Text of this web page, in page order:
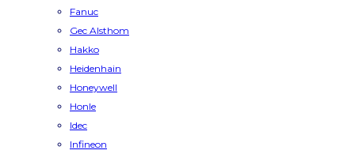
Fanuc
Gec Alsthom
Hakko
Heidenhain
Honeywell
Honle
Idec
Infineon